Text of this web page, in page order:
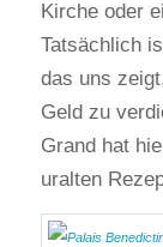
Kirche oder
Tatsächlich
das uns
Geld zu
Grand hat
uralten